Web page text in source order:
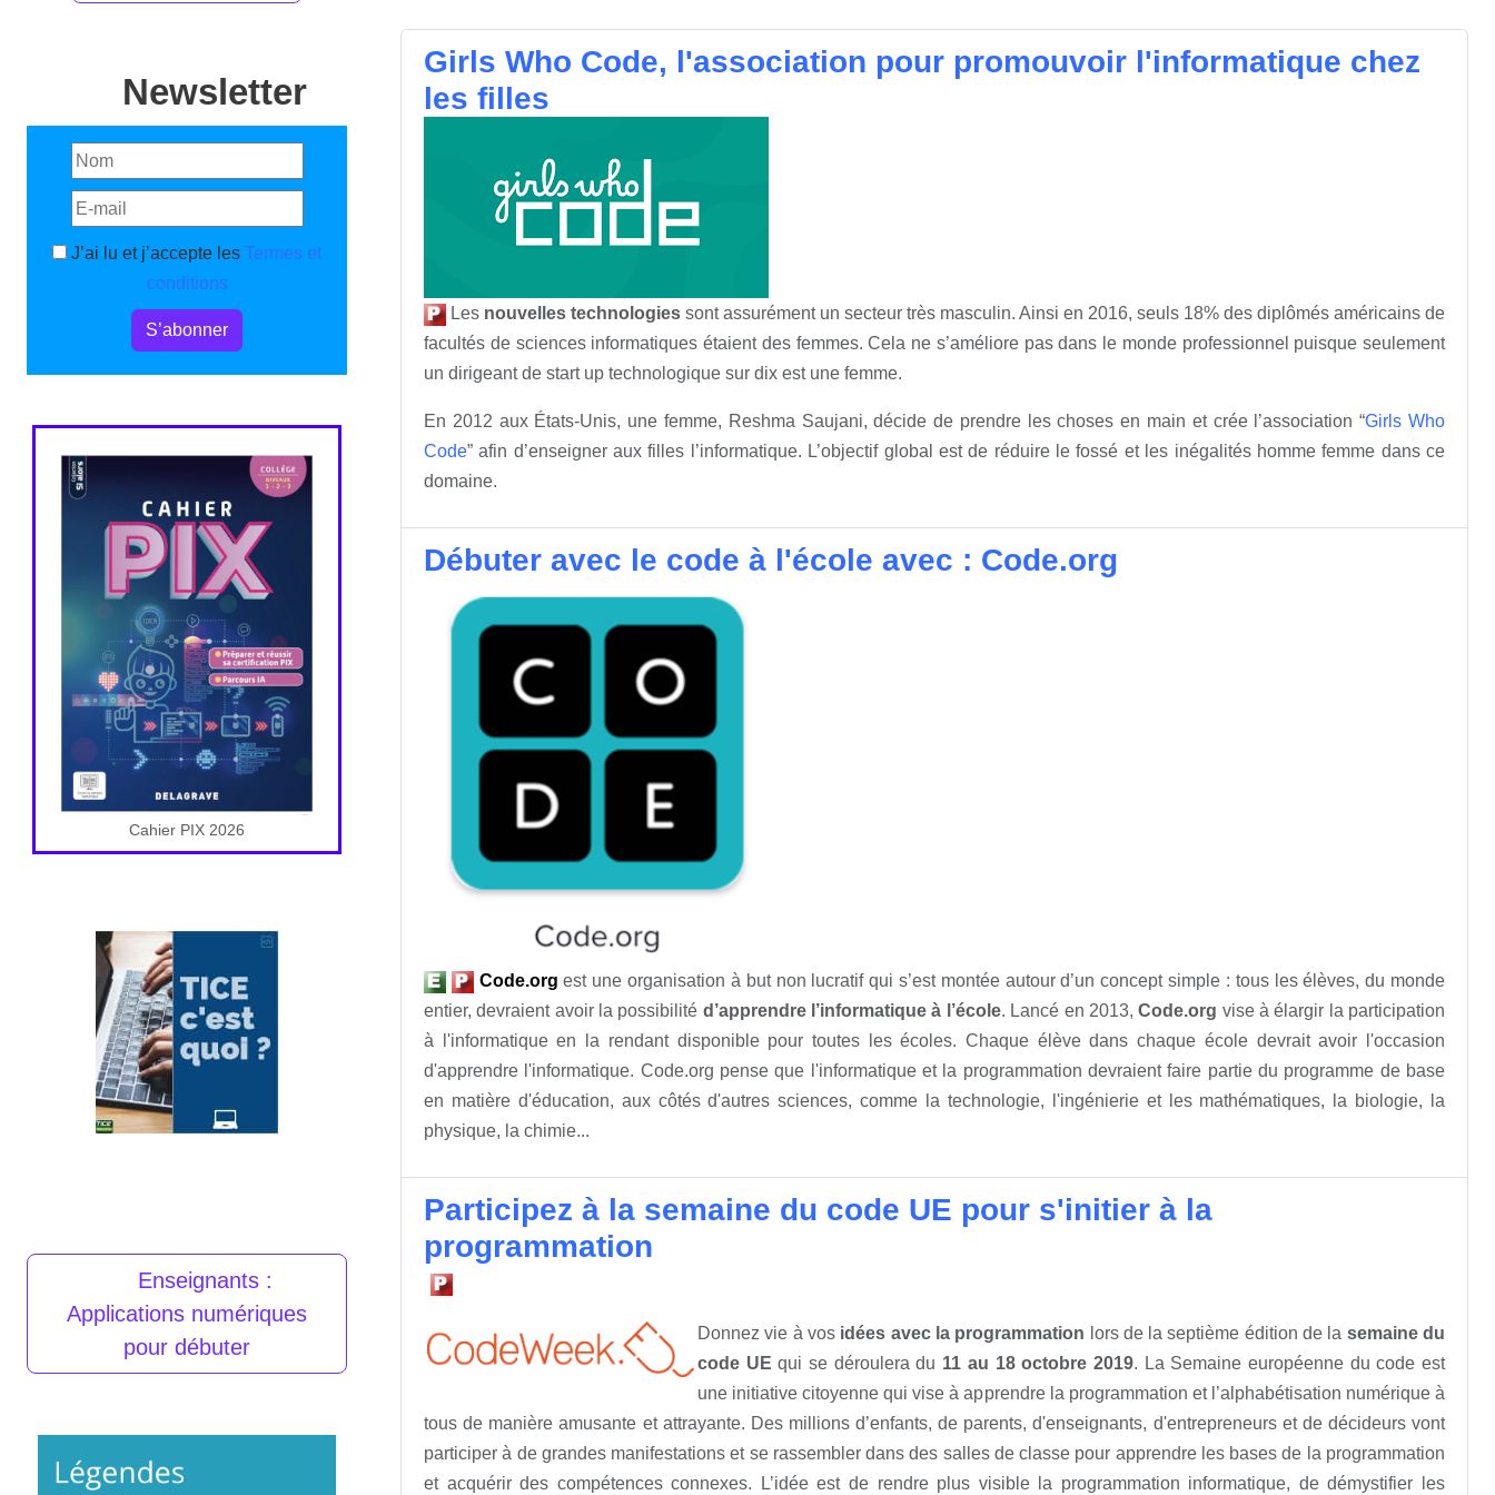
Newsletter
J’ai lu et j’accepte les Termes et
conditions
S’abonner
Cahier PIX 2026
Enseignants :
Applications numériques
pour débuter
Girls Who Code, l'association pour promouvoir l'informatique chez
les filles
Les nouvelles technologies sont assurément un secteur très masculin. Ainsi en 2016, seuls 18% des diplômés américains de
facultés de sciences informatiques étaient des femmes. Cela ne s’améliore pas dans le monde professionnel puisque seulement
un dirigeant de start up technologique sur dix est une femme.
En 2012 aux États-Unis, une femme, Reshma Saujani, décide de prendre les choses en main et crée l’association “Girls Who
Code” afin d’enseigner aux filles l’informatique. L’objectif global est de réduire le fossé et les inégalités homme femme dans ce
domaine.
Débuter avec le code à l'école avec : Code.org
Code.org est une organisation à but non lucratif qui s’est montée autour d’un concept simple : tous les élèves, du monde
entier, devraient avoir la possibilité d’apprendre l’informatique à l’école. Lancé en 2013,Code.org vise à élargir la participation
à l'informatique en la rendant disponible pour toutes les écoles. Chaque élève dans chaque école devrait avoir l'occasion
d'apprendre l'informatique. Code.org pense que l'informatique et la programmation devraient faire partie du programme de base
en matière d'éducation, aux côtés d'autres sciences, comme la technologie, l'ingénierie et les mathématiques, la biologie, la
physique, la chimie...
Participez à la semaine du code UE pour s'initier à la
programmation
Donnez vie à vos idées avec la programmation lors de la septième édition de la semaine du
code UE qui se déroulera du 11 au 18 octobre 2019. La Semaine européenne du code est
une initiative citoyenne qui vise à apprendre la programmation et l’alphabétisation numérique à
tous de manière amusante et attrayante. Des millions d’enfants, de parents, d'enseignants, d'entrepreneurs et de décideurs vont
participer à de grandes manifestations et se rassembler dans des salles de classe pour apprendre les bases de la programmation
et acquérir des compétences connexes. L’idée est de rendre plus visible la programmation informatique, de démystifier les